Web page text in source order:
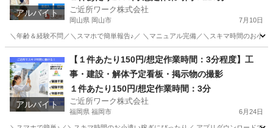
アルバイト ご近所ワーク株式会社
岡山県 岡山市 7月10日
＼年齢＆経験不問／＼スマホで簡単報告♪／ ＼マニュアル完備／＼スキマ時間のお小
その他
アルバイト
【１件あたり150円/想定作業時間：3分程度】工
事・建設・解体予定看板・掲示物の撮影
１件あたり150円/想定作業時間：3分
ご近所ワーク株式会社
福岡県 福岡市 6月24日